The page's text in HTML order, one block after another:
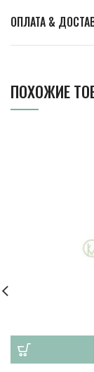
ОПЛАТА &
ПОХОЖИЕ